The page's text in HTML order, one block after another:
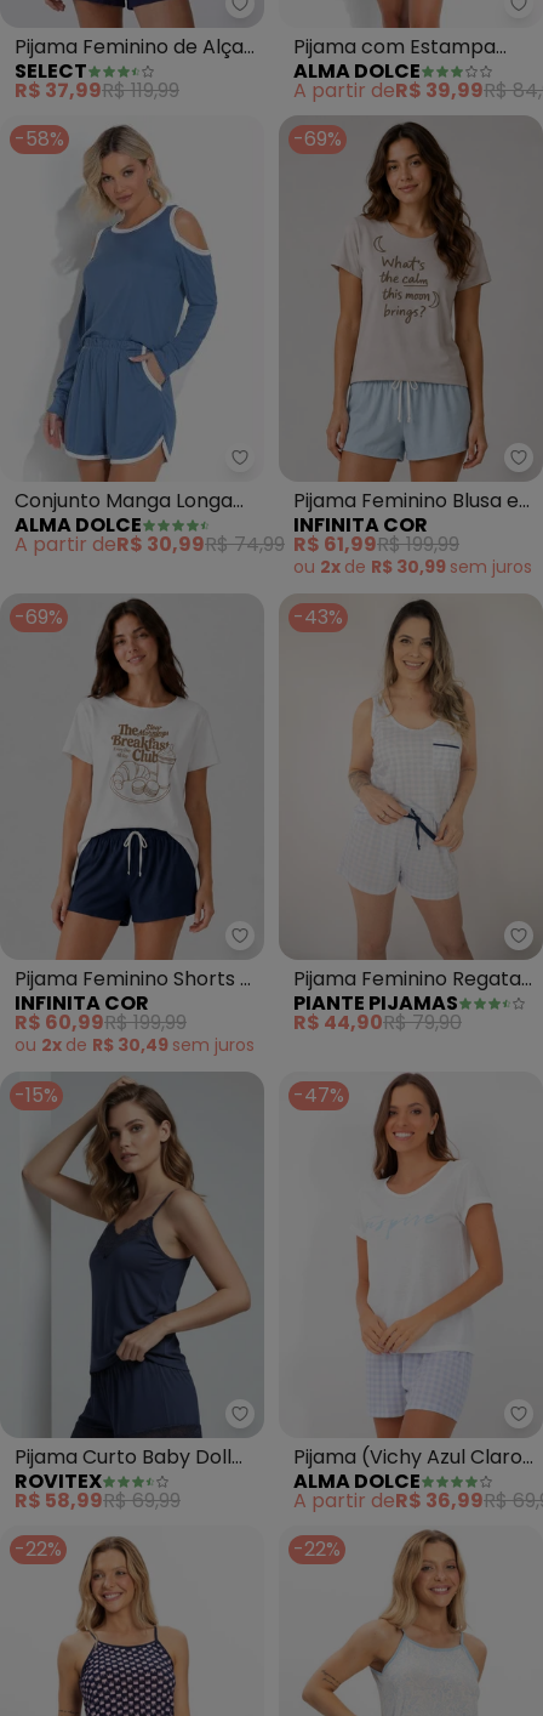
Select - Pijama Feminino de
Pijama Feminino de Alças
(Azul)
SELECT
R$ 37,99R$ 119,99
Pijama com Estampa
(Branco e Azul Marinho)
ALMA DOLCE
A partir deR$ 39,99R$
-58%
Alma Dolce - Conjunto Manga
Conjunto Manga Longa
com Recortes (Azul)
ALMA DOLCE
A partir deR$ 30,99R$ 74,99
-69%
Pijama Feminino Blusa e
Short (Azul)
INFINITA COR
R$ 61,99R$ 199,99
ou 2x de R$ 30,99 sem juros
-69%
Infinita Cor - Pijama Feminino
Pijama Feminino Shorts e
Blusa (Azul)
INFINITA COR
R$ 60,99R$ 199,99
ou 2x de R$ 30,49 sem juros
-43%
Pijama Feminino Regata
Poliviscose Xadrez (Azul)
PIANTE PIJAMAS
R$ 44,90R$ 79,90
-15%
Rovitex - Pijama Curto Baby
Pijama Curto Baby Doll
Poliamida Damana (Azul)
ROVITEX
R$ 58,99R$ 69,99
-47%
Pijama (Vichy Azul Claro)
em Poliviscose
ALMA DOLCE
A partir deR$ 36,99R$
-22%
-22%